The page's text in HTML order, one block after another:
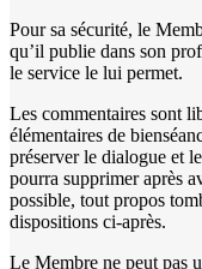
Pour sa sécurité, le
qu’il publie dans son
le service le lui permet.
Les commentaires sont
élémentaires de
préserver le dialogue et
pourra supprimer après
possible, tout propos
dispositions ci-après.
Le Membre ne peut pas